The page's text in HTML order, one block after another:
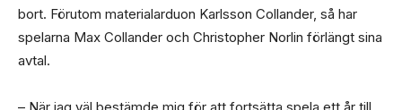
bort. Förutom materialarduon Karlsson Collander, så har
spelarna Max Collander och Christopher Norlin förlängt sina
avtal.
– När jag väl bestämde mig för att fortsätta spela ett år till